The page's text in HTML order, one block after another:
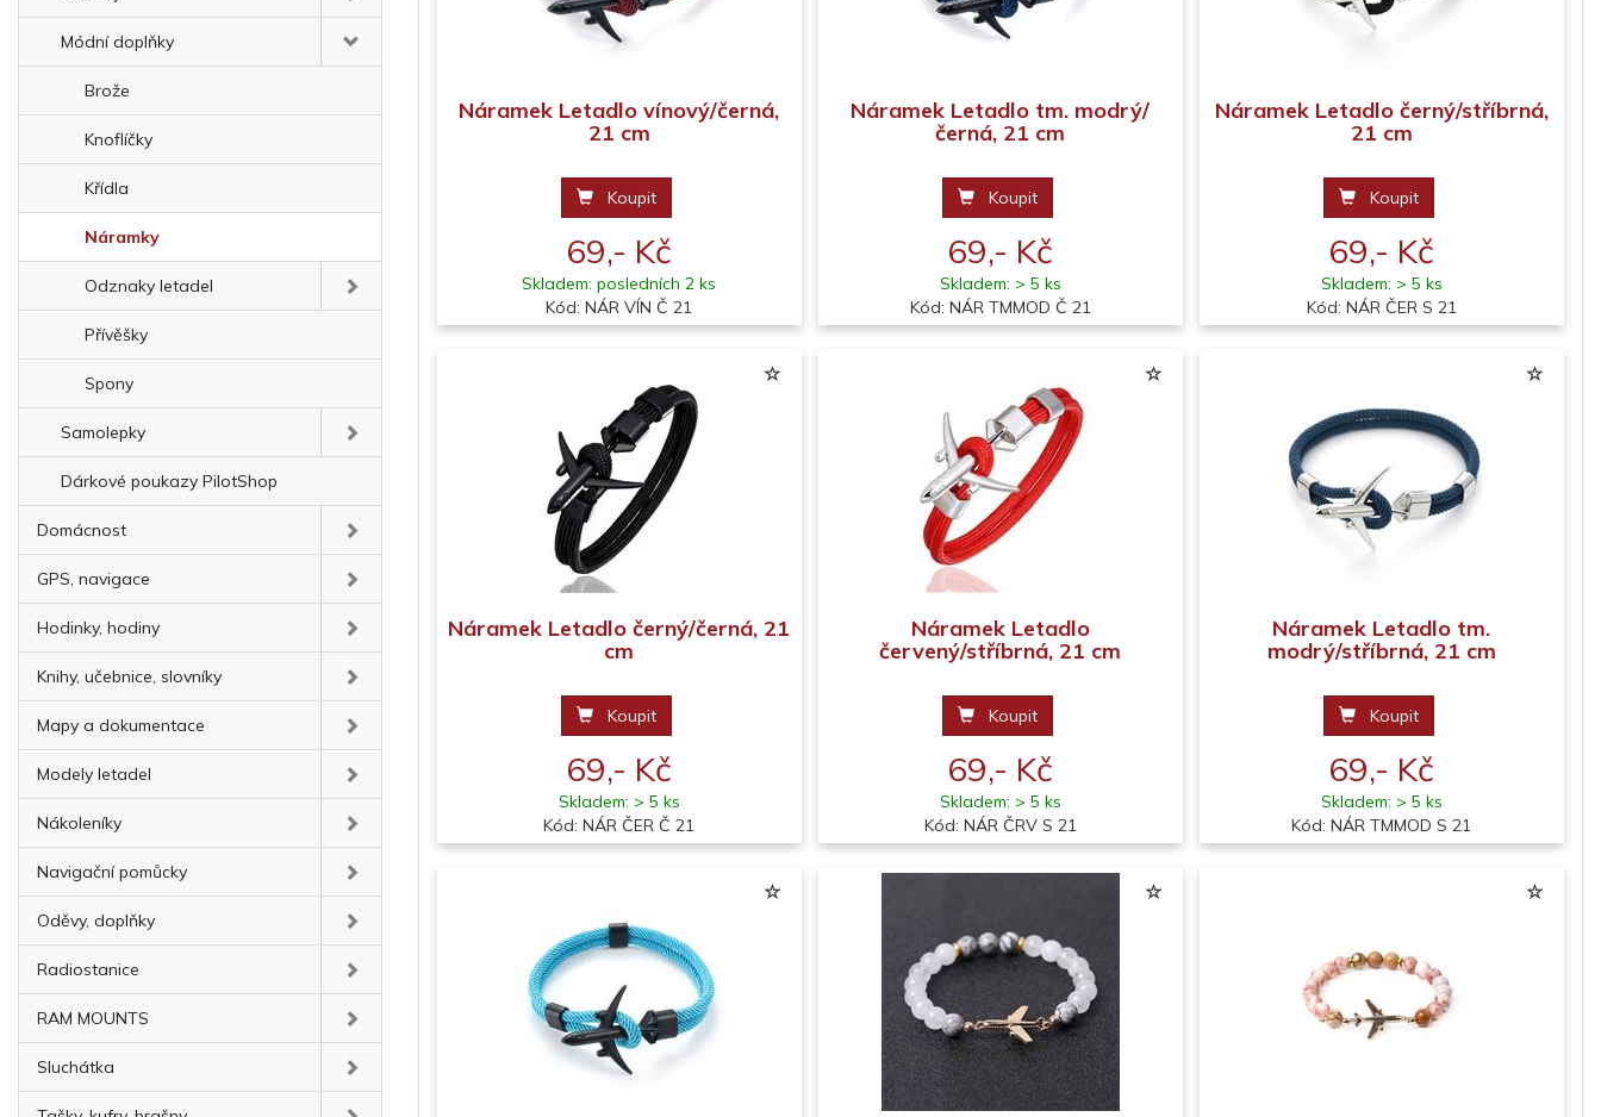
Módní doplňky
Brože
Knoflíčky
Křídla
Náramky
Odznaky letadel
Přívěšky
Spony
Samolepky
Dárkové poukazy PilotShop
Domácnost
GPS, navigace
Hodinky, hodiny
Knihy, učebnice, slovníky
Mapy a dokumentace
Modely letadel
Nákoleníky
Navigační pomůcky
Oděvy, doplňky
Radiostanice
RAM MOUNTS
Sluchátka
Náramek Letadlo vínový/černá,
21 cm
Koupit
69,- Kč
Skladem: posledních 2 ks
Kód: NÁR VÍN Č 21
Náramek Letadlo tm. modrý/
černá, 21 cm
Koupit
69,- Kč
Skladem: > 5 ks
Kód: NÁR TMMOD Č 21
Náramek Letadlo černý/stříbrná,
21 cm
Koupit
69,- Kč
Skladem: > 5 ks
Kód: NÁR ČER S 21
Náramek Letadlo černý/černá, 21
cm
Koupit
69,- Kč
Skladem: > 5 ks
Kód: NÁR ČER Č 21
Náramek Letadlo
červený/stříbrná, 21 cm
Koupit
69,- Kč
Skladem: > 5 ks
Kód: NÁR ČRV S 21
Náramek Letadlo tm.
modrý/stříbrná, 21 cm
Koupit
69,- Kč
Skladem: > 5 ks
Kód: NÁR TMMOD S 21